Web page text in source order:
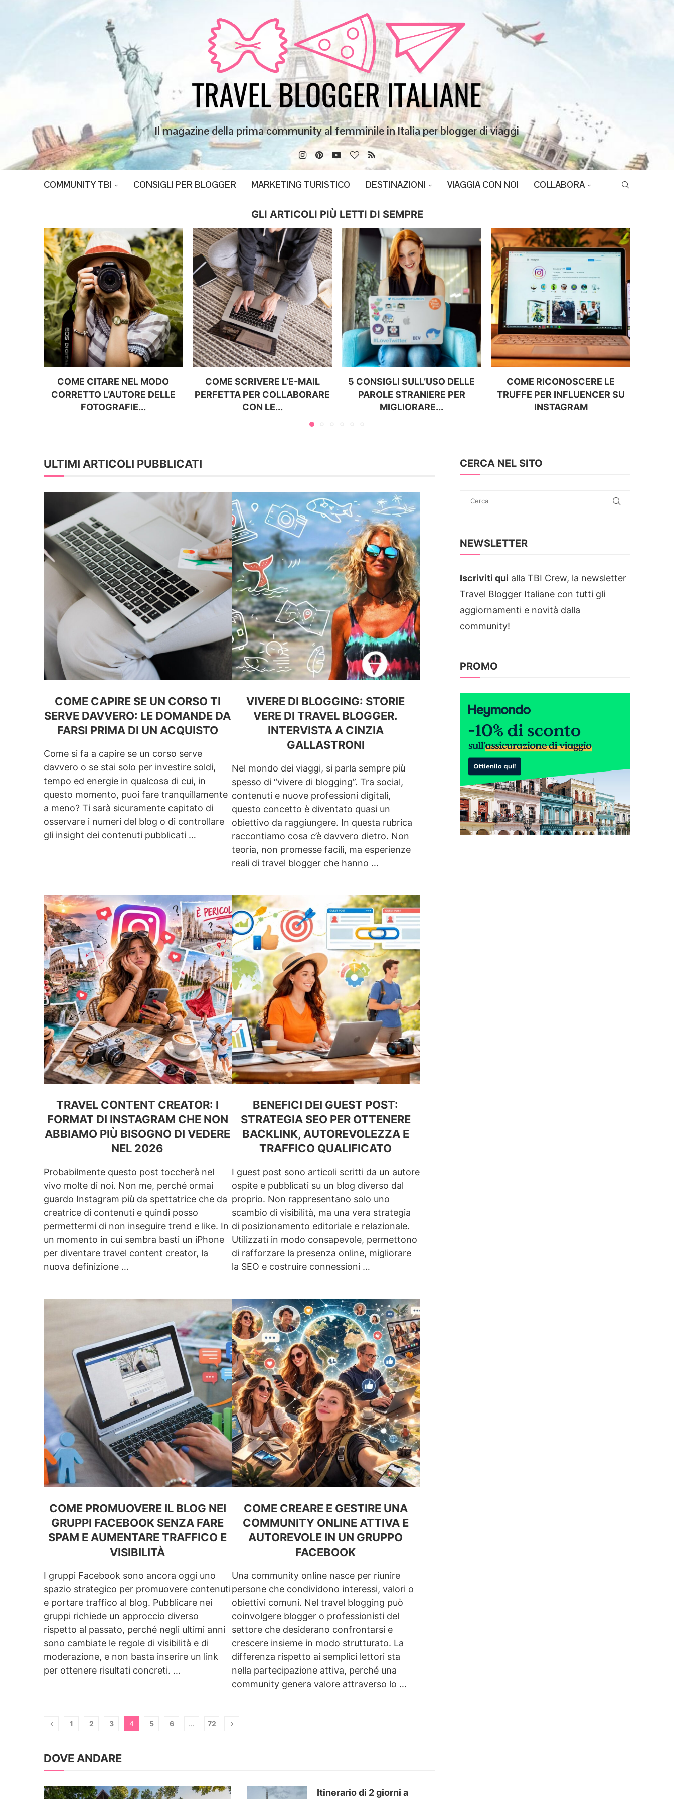
Il magazine della prima community al femminile in Italia per blogger di viaggi
COMMUNITY TBI CONSIGLI PER BLOGGER MARKETING TURISTICO DESTINAZIONI VIAGGIA CON NOI COLLABORA
GLI ARTICOLI PIÙ LETTI DI SEMPRE
COME CITARE NEL MODO
CORRETTO L’AUTORE DELLE
FOTOGRAFIE...
COME SCRIVERE L’E-MAIL
PERFETTA PER COLLABORARE
CON LE...
5 CONSIGLI SULL’USO DELLE
PAROLE STRANIERE PER
MIGLIORARE...
COME RICONOSCERE LE
TRUFFE PER INFLUENCER SU
INSTAGRAM
ULTIMI ARTICOLI PUBBLICATI
COME CAPIRE SE UN CORSO TI
SERVE DAVVERO: LE DOMANDE DA
FARSI PRIMA DI UN ACQUISTO
Come si fa a capire se un corso serve
davvero o se stai solo per investire soldi,
tempo ed energie in qualcosa di cui, in
questo momento, puoi fare tranquillamente
a meno? Ti sarà sicuramente capitato di
osservare i numeri del blog o di controllare
gli insight dei contenuti pubblicati …
VIVERE DI BLOGGING: STORIE
VERE DI TRAVEL BLOGGER.
INTERVISTA A CINZIA
GALLASTRONI
Nel mondo dei viaggi, si parla sempre più
spesso di “vivere di blogging”. Tra social,
contenuti e nuove professioni digitali,
questo concetto è diventato quasi un
obiettivo da raggiungere. In questa rubrica
raccontiamo cosa c’è davvero dietro. Non
teoria, non promesse facili, ma esperienze
reali di travel blogger che hanno …
TRAVEL CONTENT CREATOR: I
FORMAT DI INSTAGRAM CHE NON
ABBIAMO PIÙ BISOGNO DI VEDERE
NEL 2026
Probabilmente questo post toccherà nel
vivo molte di noi. Non me, perché ormai
guardo Instagram più da spettatrice che da
creatrice di contenuti e quindi posso
permettermi di non inseguire trend e like. In
un momento in cui sembra basti un iPhone
per diventare travel content creator, la
nuova definizione …
BENEFICI DEI GUEST POST:
STRATEGIA SEO PER OTTENERE
BACKLINK, AUTOREVOLEZZA E
TRAFFICO QUALIFICATO
I guest post sono articoli scritti da un autore
ospite e pubblicati su un blog diverso dal
proprio. Non rappresentano solo uno
scambio di visibilità, ma una vera strategia
di posizionamento editoriale e relazionale.
Utilizzati in modo consapevole, permettono
di rafforzare la presenza online, migliorare
la SEO e costruire connessioni …
COME PROMUOVERE IL BLOG NEI
GRUPPI FACEBOOK SENZA FARE
SPAM E AUMENTARE TRAFFICO E
VISIBILITÀ
I gruppi Facebook sono ancora oggi uno
spazio strategico per promuovere contenuti
e portare traffico al blog. Pubblicare nei
gruppi richiede un approccio diverso
rispetto al passato, perché negli ultimi anni
sono cambiate le regole di visibilità e di
moderazione, e non basta inserire un link
per ottenere risultati concreti. …
COME CREARE E GESTIRE UNA
COMMUNITY ONLINE ATTIVA E
AUTOREVOLE IN UN GRUPPO
FACEBOOK
Una community online nasce per riunire
persone che condividono interessi, valori o
obiettivi comuni. Nel travel blogging può
coinvolgere blogger o professionisti del
settore che desiderano confrontarsi e
crescere insieme in modo strutturato. La
differenza rispetto ai semplici lettori sta
nella partecipazione attiva, perché una
community genera valore attraverso lo …
1 2 3 4 5 6 … 72
DOVE ANDARE
Itinerario di 2 giorni a
CERCA NEL SITO
NEWSLETTER
Iscriviti qui alla TBI Crew, la newsletter
Travel Blogger Italiane con tutti gli
aggiornamenti e novità dalla
community!
PROMO